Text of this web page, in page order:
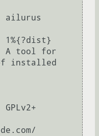
installed